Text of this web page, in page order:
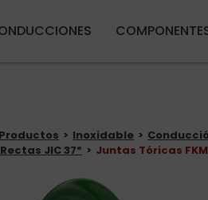
Productos Inoxidable
JIC 37º
Juntas Tóricas